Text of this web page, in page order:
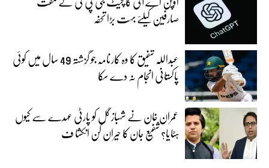
صارفین کیلئے بہت بڑا تحفہ
عبداللہ شفیق کا وہ کارنامہ جو گزشتہ 49 سال میں کوئی
پاکستانی انجام نہ دے سکا
عمران خان نے شہباز گل کو پارٹی عہدے سے کیوں
ہٹایا؟ شفیع جان کا حیران کن انکشا ف